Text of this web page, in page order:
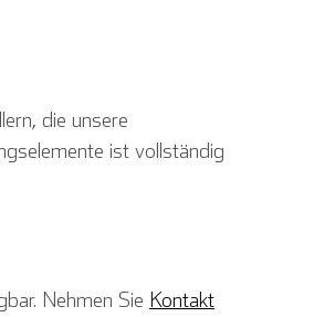
die unsere
ist vollständig
Nehmen Sie Kontakt